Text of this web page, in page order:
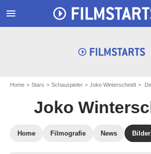
menu
Home Stars Schauspieler Joko Winterscheidt Der
Joko
Home Filmografie News Bilder